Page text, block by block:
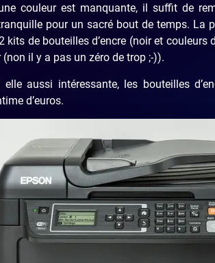
couleur est manquante, il suffit de
pour un sacré bout de temps. La
kits de bouteilles d’encre (noir et
il y a pas un zéro de trop ;-)).
aussi intéressante, les bouteilles
d’euros.